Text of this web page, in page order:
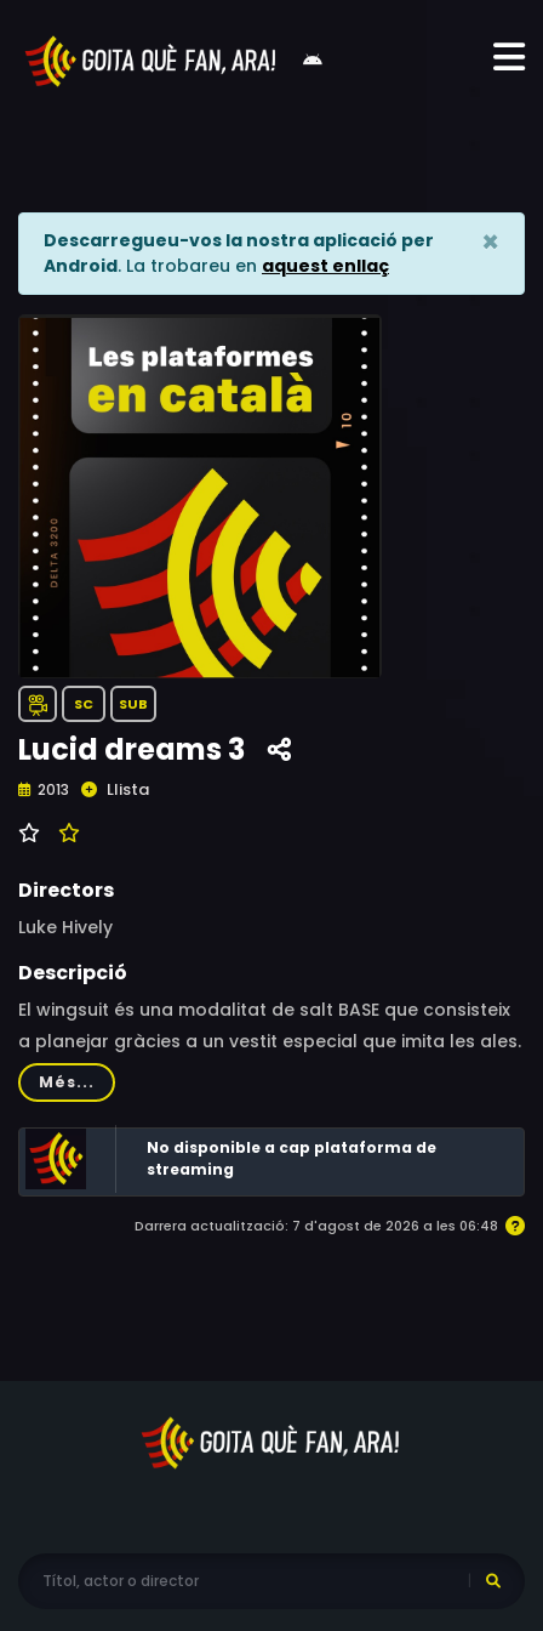
Descarregueu-vos la nostra aplicació per
Android. La trobareu en aquest enllaç
×
SC SUB
Lucid dreams 3
2013 Llista
Directors
Luke Hively
Descripció
El wingsuit és una modalitat de salt BASE que consisteix
a planejar gràcies a un vestit especial que imita les ales.
Un grup d’especialistes de l’equip de Dallas mostra la
perillositat, però al mateix temps la sensació de llibertat
que proporciona.
Més...
No disponible a cap plataforma de
streaming
Darrera actualització: 7 d'agost de 2026 a les 06:48